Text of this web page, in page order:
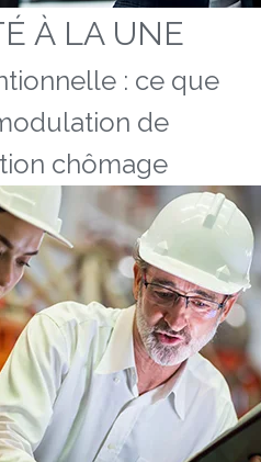
À LA UNE
: ce que
de
chômage